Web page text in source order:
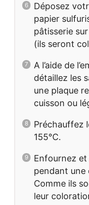
Déposez
papier
pâtisserie
(ils seront
A l’aide de
détaillez les
une plaque
cuisson ou
Préchauffez
155°C.
Enfournez et
pendant une
Comme ils
leur